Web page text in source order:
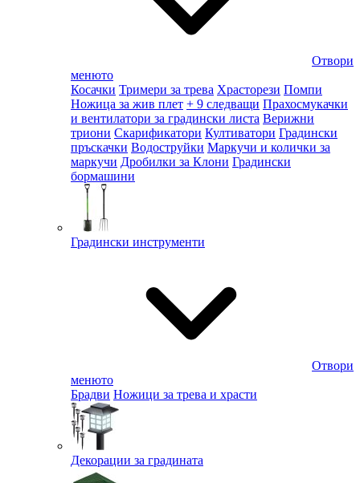
Отвори
менюто
Косачки Тримери за трева Храсторези Помпи
Ножица за жив плет + 9 следващи Прахосмукачки
и вентилатори за градински листа Верижни
триони Скарификатори Култиватори Градински
пръскачки Водоструйки Маркучи и колички за
маркучи Дробилки за Клони Градински
бормашини
Градински инструменти
Отвори
менюто
Брадви Ножици за трева и храсти
Декорации за градината